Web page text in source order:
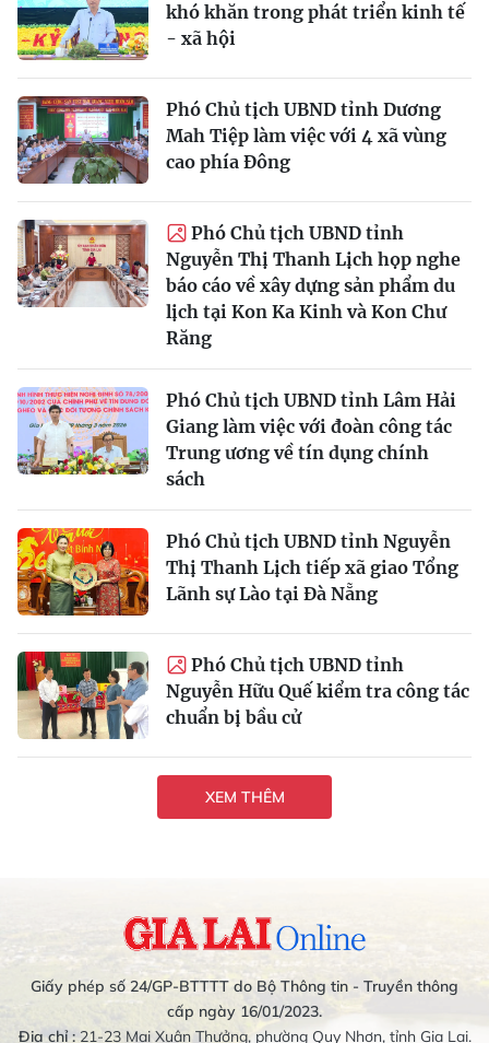
khó khăn trong phát triển kinh tế
- xã hội
Phó Chủ tịch UBND tỉnh Dương
Mah Tiệp làm việc với 4 xã vùng
cao phía Đông
Phó Chủ tịch UBND tỉnh
Nguyễn Thị Thanh Lịch họp nghe
báo cáo về xây dựng sản phẩm du
lịch tại Kon Ka Kinh và Kon Chư
Răng
Phó Chủ tịch UBND tỉnh Lâm Hải
Giang làm việc với đoàn công tác
Trung ương về tín dụng chính
sách
Phó Chủ tịch UBND tỉnh Nguyễn
Thị Thanh Lịch tiếp xã giao Tổng
Lãnh sự Lào tại Đà Nẵng
Phó Chủ tịch UBND tỉnh
Nguyễn Hữu Quế kiểm tra công tác
chuẩn bị bầu cử
XEM THÊM
Giấy phép số 24/GP-BTTTT do Bộ Thông tin - Truyền thông
cấp ngày 16/01/2023.
Địa chỉ :21-23 Mai Xuân Thưởng, phường Quy Nhơn, tỉnh Gia Lai.